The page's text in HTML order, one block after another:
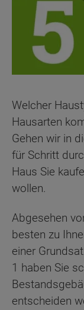
Welcher
Hausarten
Gehen wir in
für Schritt
Haus Sie
wollen.
Abgesehen
besten zu
einer
1 haben Sie
entscheiden